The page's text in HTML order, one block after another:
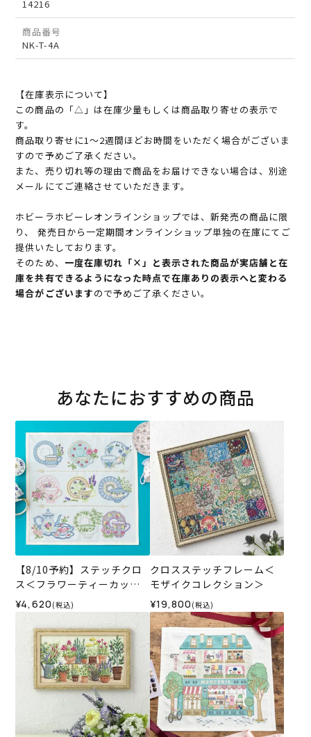
14216
商品番号
NK-T-4A
【在庫表示について】
この商品の「△」は在庫少量もしくは商品取り寄せの表示で
す。
商品取り寄せに1～2週間ほどお時間をいただく場合がございま
すので予めご了承ください。
また、売り切れ等の理由で商品をお届けできない場合は、別途
メールにてご連絡させていただきます。
ホビーラホビーレオンラインショップでは、新発売の商品に限
り、 発売日から一定期間オンラインショップ単独の在庫にてご
提供いたしております。
そのため、 一度在庫切れ「×」と表示された商品が実店舗と在
庫を共有できるようになった時点で在庫ありの表示へと変わる
場合がございますので予めご了承ください。
あなたにおすすめの商品
【8/10予約】ステッチクロ
ス＜フラワーティーカップ
＞
¥4,620 (税込)
クロスステッチフレーム＜
モザイクコレクション＞
¥19,800 (税込)